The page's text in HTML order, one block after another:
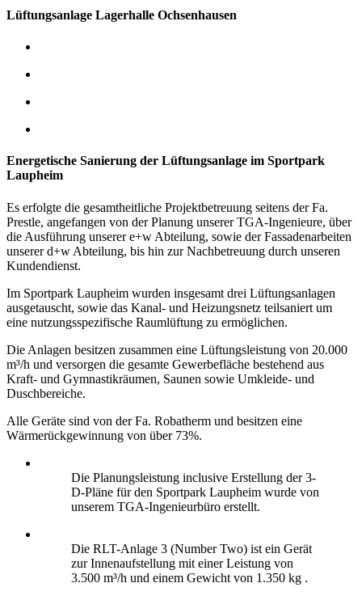
Lüftungsanlage Lagerhalle Ochsenhausen
Energetische Sanierung der Lüftungsanlage im Sportpark
Laupheim
Es erfolgte die gesamtheitliche Projektbetreuung seitens der Fa.
Prestle, angefangen von der Planung unserer TGA-Ingenieure, über
die Ausführung unserer e+w Abteilung, sowie der Fassadenarbeiten
unserer d+w Abteilung, bis hin zur Nachbetreuung durch unseren
Kundendienst.
Im Sportpark Laupheim wurden insgesamt drei Lüftungsanlagen
ausgetauscht, sowie das Kanal- und Heizungsnetz teilsaniert um
eine nutzungsspezifische Raumlüftung zu ermöglichen.
Die Anlagen besitzen zusammen eine Lüftungsleistung von 20.000
m³/h und versorgen die gesamte Gewerbefläche bestehend aus
Kraft- und Gymnastikräumen, Saunen sowie Umkleide- und
Duschbereiche.
Alle Geräte sind von der Fa. Robatherm und besitzen eine
Wärmerückgewinnung von über 73%.
Die Planungsleistung inclusive Erstellung der 3-
D-Pläne für den Sportpark Laupheim wurde von
unserem TGA-Ingenieurbüro erstellt.
Die RLT-Anlage 3 (Number Two) ist ein Gerät
zur Innenaufstellung mit einer Leistung von
3.500 m³/h und einem Gewicht von 1.350 kg .